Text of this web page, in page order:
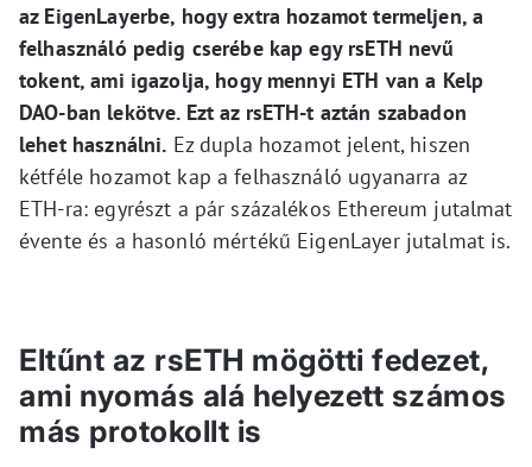
az EigenLayerbe, hogy extra hozamot termeljen, a
felhasználó pedig cserébe kap egy rsETH nevű
tokent, ami igazolja, hogy mennyi ETH van a Kelp
DAO-ban lekötve. Ezt az rsETH-t aztán szabadon
lehet használni. Ez dupla hozamot jelent, hiszen
kétféle hozamot kap a felhasználó ugyanarra az
ETH-ra: egyrészt a pár százalékos Ethereum jutalmat
évente és a hasonló mértékű EigenLayer jutalmat is.
Eltűnt az rsETH mögötti fedezet,
ami nyomás alá helyezett számos
más protokollt is